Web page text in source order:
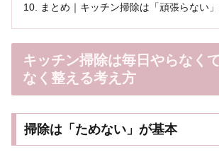
まとめ｜キッチン掃除は「頑張らない
キッチン掃除は毎日やらなく
なく整える考え方
掃除は「ためない」が基本